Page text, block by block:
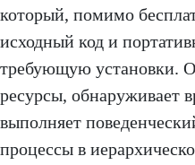
который, помимо
исходный код и
требующую установки.
ресурсы, обнаруживает
выполняет
процессы в